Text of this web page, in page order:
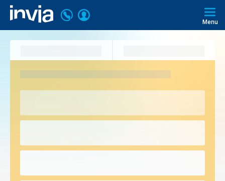
Invia.cz
Volejte
226
000
297
Přihlásit
Menu